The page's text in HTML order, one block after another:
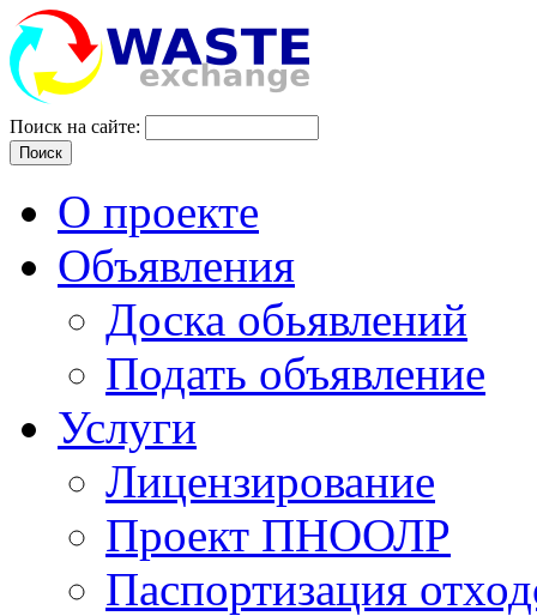
Поиск на сайте:
Поиск
О проекте
Объявления
Доска обьявлений
Подать объявление
Услуги
Лицензирование
Проект ПНООЛР
Паспортизация